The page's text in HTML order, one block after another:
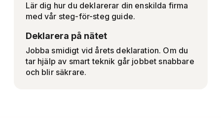
Lär dig hur du deklarerar din enskilda firma
med vår steg-för-steg guide.
Deklarera på nätet
Jobba smidigt vid årets deklaration. Om du
tar hjälp av smart teknik går jobbet snabbare
och blir säkrare.